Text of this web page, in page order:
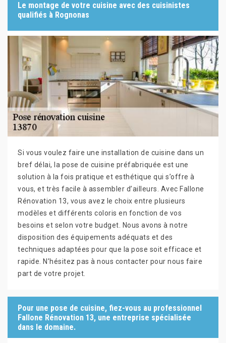
Le montage de votre cuisine avec des cuisinistes
qualifiés à Rognonas
Si vous voulez faire une installation de cuisine dans un
bref délai, la pose de cuisine préfabriquée est une
solution à la fois pratique et esthétique qui s’offre à
vous, et très facile à assembler d’ailleurs. Avec Fallone
Rénovation 13, vous avez le choix entre plusieurs
modèles et différents coloris en fonction de vos
besoins et selon votre budget. Nous avons à notre
disposition des équipements adéquats et des
techniques adaptées pour que la pose soit efficace et
rapide. N’hésitez pas à nous contacter pour nous faire
part de votre projet.
Pour une pose de cuisine, fiez-vous au professionnel
Fallone Rénovation 13, une entreprise spécialisée
dans le domaine.